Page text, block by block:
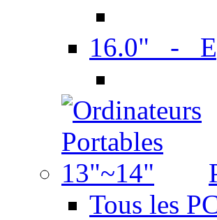
16.0" -
Tous les